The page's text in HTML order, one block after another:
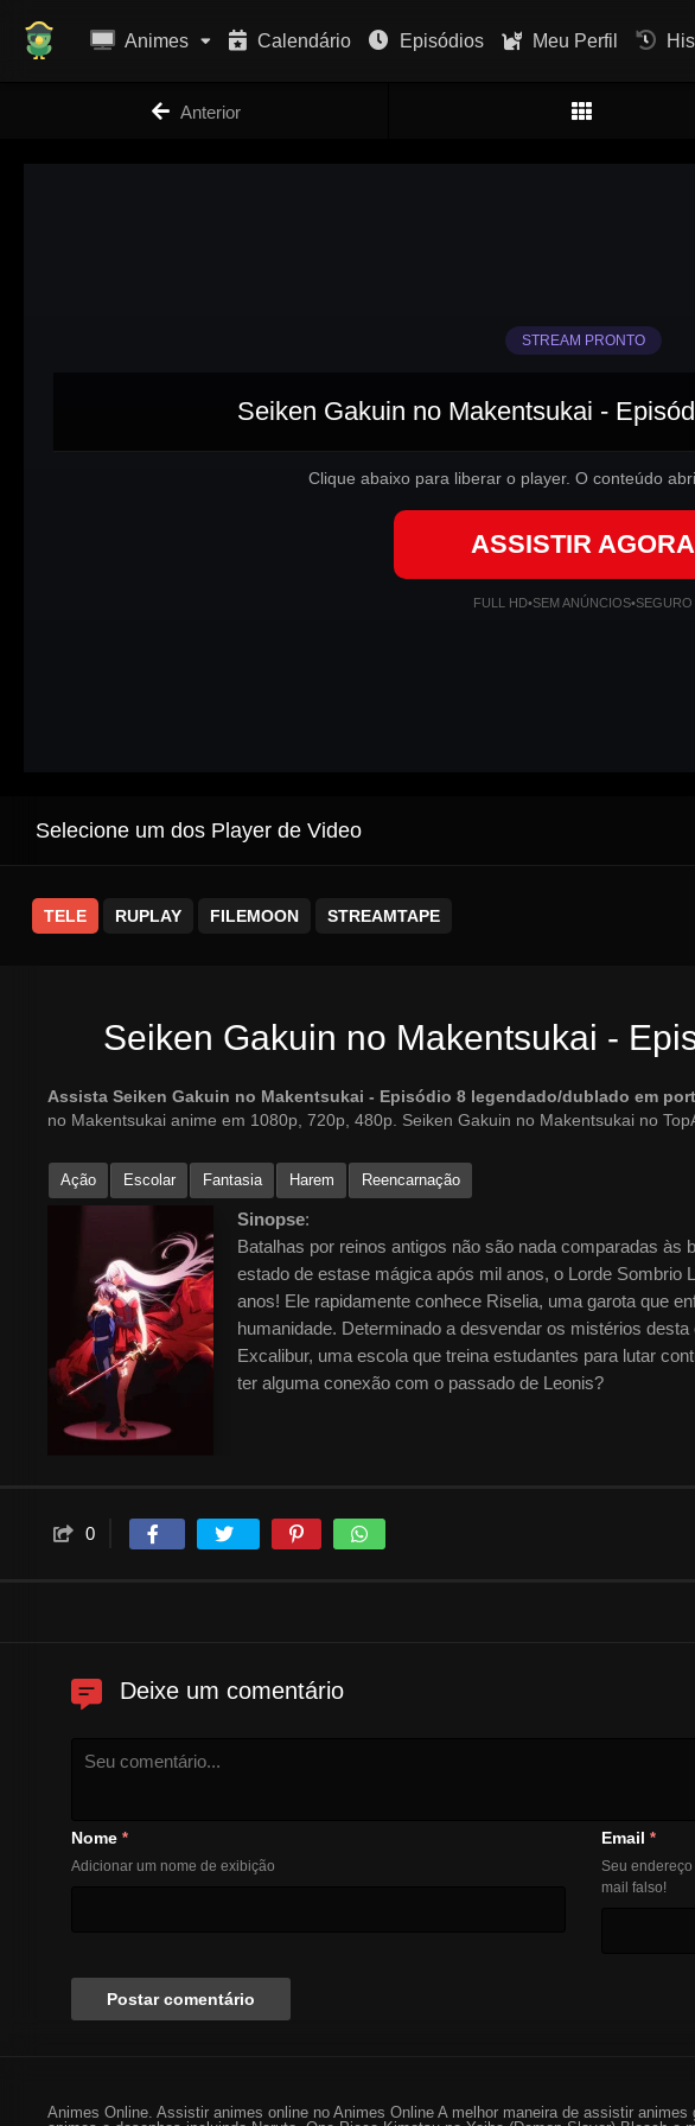
Animes Calendário Episódios Meu Perfil
Anterior
STREAM PRONTO
Seiken Gakuin no Makentsukai -
Clique abaixo para liberar o player. O conteúdo
ASSISTIR AGORA
FULL HD•SEM ANÚNCIOS•SEGURO
Selecione um dos Player de Video
TELE RUPLAY FILEMOON STREAMTAPE
Seiken Gakuin no Makentsukai -
Assista Seiken Gakuin no Makentsukai - Episódio 8 legendado/dublado em
no Makentsukai anime em 1080p, 720p, 480p. Seiken Gakuin no Makentsukai no
Ação Escolar Fantasia Harem Reencarnação
Sinopse:
Batalhas por reinos antigos não são nada comparadas às
estado de estase mágica após mil anos, o Lorde Sombrio
anos! Ele rapidamente conhece Riselia, uma garota que
humanidade. Determinado a desvendar os mistérios
Excalibur, uma escola que treina estudantes para lutar
ter alguma conexão com o passado de Leonis?
0
Deixe um comentário
Nome *
Adicionar um nome de exibição
Email *
Seu
mail falso!
Animes Online. Assistir animes online no Animes Online A melhor maneira de assistir